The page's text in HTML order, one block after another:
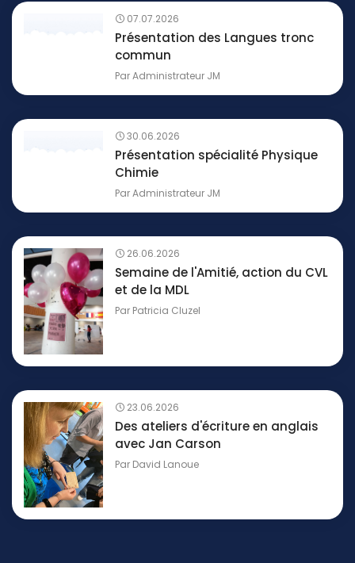
07.07.2026
Présentation des Langues tronc
commun
ParAdministrateur JM
30.06.2026
Présentation spécialité Physique
Chimie
ParAdministrateur JM
26.06.2026
Semaine de l'Amitié, action du CVL
et de la MDL
Par Patricia Cluzel
23.06.2026
Des ateliers d'écriture en anglais
avec Jan Carson
Par David Lanoue